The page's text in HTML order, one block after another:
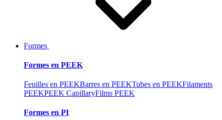
Formes
Formes en PEEK
Feuilles en PEEKBarres en PEEKTubes en PEEKFilaments
PEEKPEEK CapillaryFilms PEEK
Formes en PI